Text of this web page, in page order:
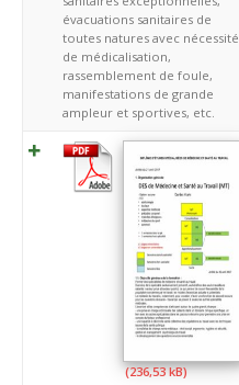
évacuations sanitaires de
toutes natures avec nécessité
de médicalisation,
rassemblement de foule,
manifestations de grande
ampleur et sportives, etc.